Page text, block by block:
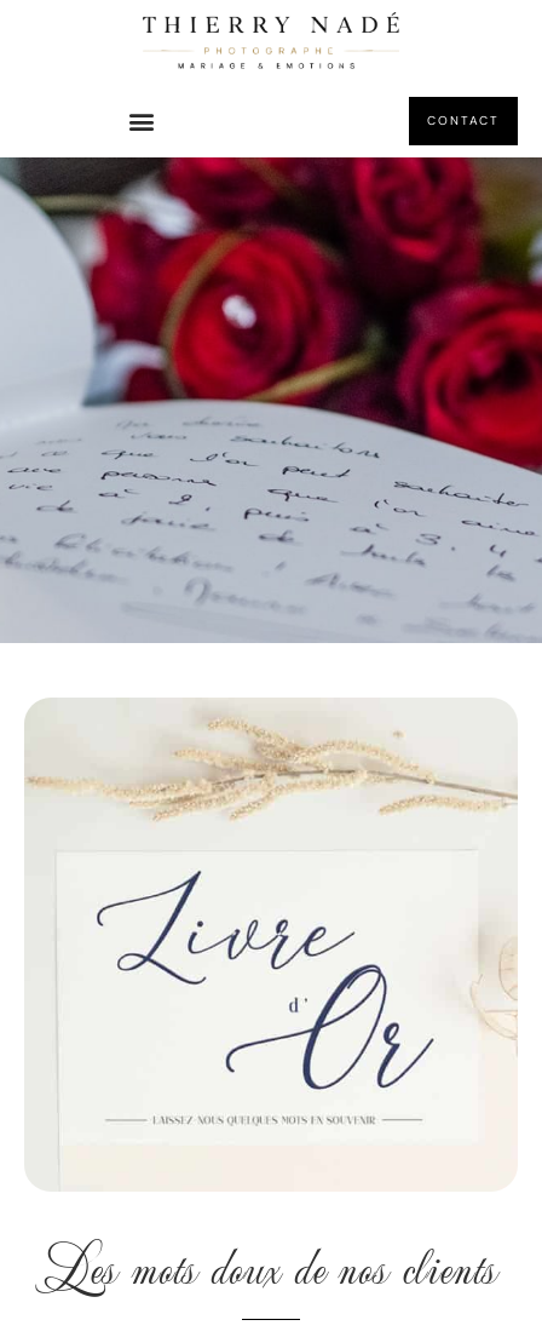
CONTACT
Les mots doux de nos clients